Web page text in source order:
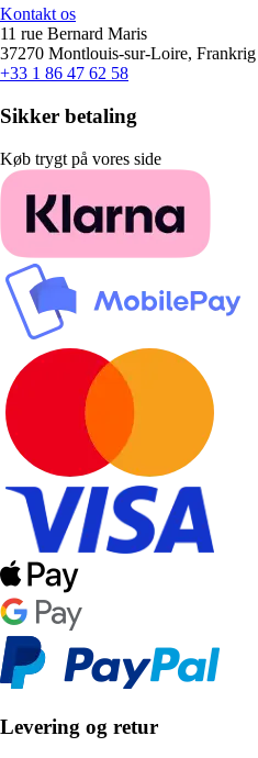
Kontakt os
11 rue Bernard Maris
37270 Montlouis-sur-Loire, Frankrig
+33 1 86 47 62 58
Sikker betaling
Køb trygt på vores side
Levering og retur